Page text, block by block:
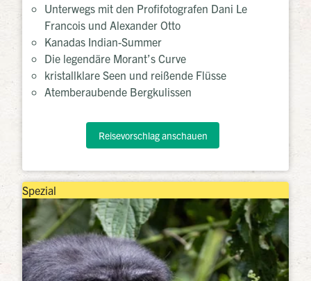
Unterwegs mit den Profifotografen Dani Le
Francois und Alexander Otto
Kanadas Indian-Summer
Die legendäre Morant’s Curve
kristallklare Seen und reißende Flüsse
Atemberaubende Bergkulissen
Reisevorschlag anschauen
Spezial